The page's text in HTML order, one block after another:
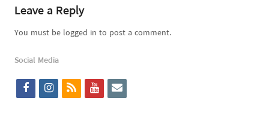
Leave a Reply
You must be logged in to post a comment.
Social Media
f
i
r
y
e